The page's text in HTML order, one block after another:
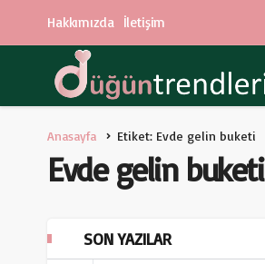
Hakkımızda İletişim
Anasayfa Etiket: Evde gelin buketi
Evde gelin buketi
SON YAZILAR